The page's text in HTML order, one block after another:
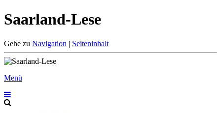
Saarland-Lese
Gehe zu Navigation | Seiteninhalt
Menü